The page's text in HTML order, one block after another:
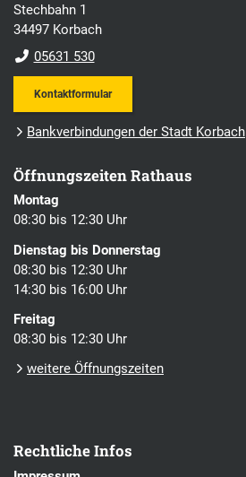
Stechbahn 1
34497 Korbach
05631 530
Kontaktformular
Bankverbindungen der Stadt Korbach
Öffnungszeiten Rathaus
Montag
08:30 bis 12:30 Uhr
Dienstag bis Donnerstag
08:30 bis 12:30 Uhr
14:30 bis 16:00 Uhr
Freitag
08:30 bis 12:30 Uhr
weitere Öffnungszeiten
Rechtliche Infos